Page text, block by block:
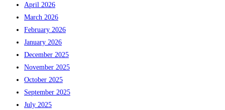
April 2026
March 2026
February 2026
January 2026
December 2025
November 2025
October 2025
September 2025
July 2025